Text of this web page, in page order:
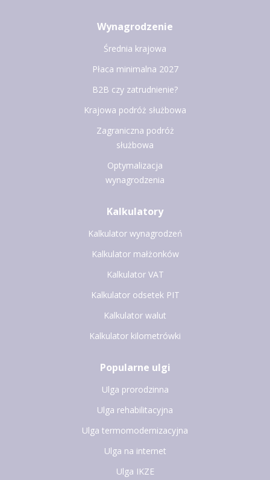
Wynagrodzenie
Średnia krajowa
Płaca minimalna 2027
B2B czy zatrudnienie?
Krajowa podróż służbowa
Zagraniczna podróż
służbowa
Optymalizacja
wynagrodzenia
Kalkulatory
Kalkulator wynagrodzeń
Kalkulator małżonków
Kalkulator VAT
Kalkulator odsetek PIT
Kalkulator walut
Kalkulator kilometrówki
Popularne ulgi
Ulga prorodzinna
Ulga rehabilitacyjna
Ulga termomodernizacyjna
Ulga na internet
Ulga IKZE